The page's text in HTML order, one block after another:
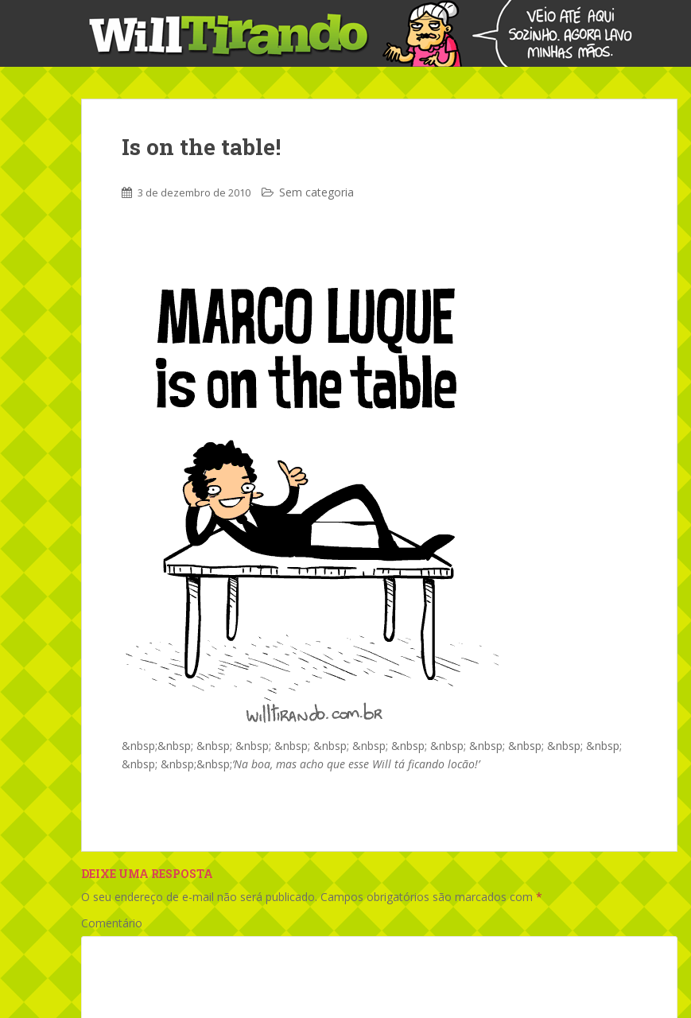
p
m
n
o
e
Is on the table!
3 de dezembro de 2010 Sem categoria
&nbsp;&nbsp; &nbsp; &nbsp; &nbsp; &nbsp; &nbsp; &nbsp; &nbsp; &nbsp; &nbsp; &nbsp; &nbsp;
&nbsp; &nbsp;&nbsp;‘Na boa, mas acho que esse Will tá ficando locão!’
DEIXE UMA RESPOSTA
O seu endereço de e-mail não será publicado.Campos obrigatórios são marcados com*
Comentário